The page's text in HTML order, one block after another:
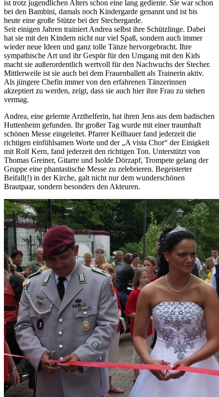
ist trotz jugendlichen Alters schon eine lang gediente. Sie war schon
bei den Bambini, damals noch Kindergarde genannt und ist bis
heute eine große Stütze bei der Stechergarde.
Seit einigen Jahren trainiert Andrea selbst ihre Schützlinge. Dabei
hat sie mit den Kindern nicht nur viel Spaß, sondern auch immer
wieder neue Ideen und ganz tolle Tänze hervorgebracht. Ihre
sympathische Art und ihr Gespür für den Umgang mit den Kids
macht sie außerordentlich wertvoll für den Nachwuchs der Stecher.
Mittlerweile ist sie auch bei dem Frauenballett als Trainerin aktiv.
Als jüngere Chefin immer von den erfahrenen Tänzerinnen
akzeptiert zu werden, zeigt, dass sie auch hier ihre Frau zu stehen
vermag.
Andrea, eine gelernte Arzthelferin, hat ihren Jens aus dem badischen
Huttenheim gefunden. Ihr großer Tag wurde mit einer traumhaft
schönen Messe eingeleitet. Pfarrer Keilhauer fand jederzeit die
richtigen einfühlsamen Worte und der „A vista Chor“ der Einigkeit
mit Rolf Kern, fand jederzeit den richtigen Ton. Unterstützt von
Thomas Greiner, Gitarre und Isolde Dörzapf, Trompete gelang der
Gruppe eine phantastische Messe zu zelebrieren. Begeisterter
Beifall(!) in der Kirche, galt nicht nur dem wunderschönen
Brautpaar, sondern besonders den Akteuren.